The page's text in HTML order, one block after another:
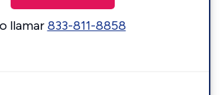
o llamar833-811-8858